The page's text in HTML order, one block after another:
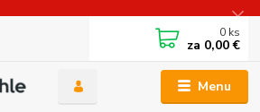
Menu
0 ks
za 0,00 €